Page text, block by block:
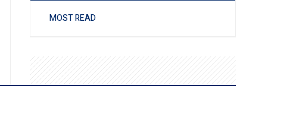
MOST READ